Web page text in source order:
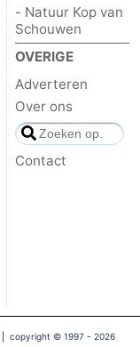
- Natuur Kop van
Schouwen
OVERIGE
Adverteren
Over ons
Contact
copyright © 1997 - 2026